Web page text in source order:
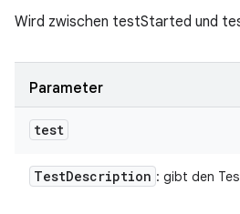
Wird zwischen testStarted und
Parameter
test
TestDescription : gibt den